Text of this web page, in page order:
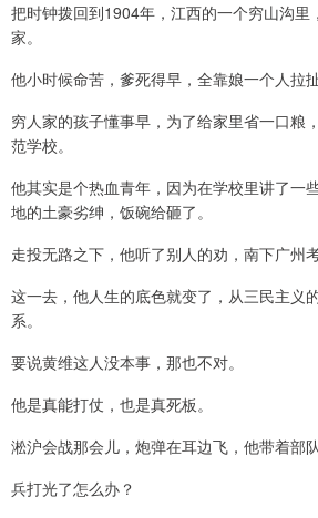
把时钟拨回到1904年，江西的一个穷山沟里
家。
他小时候命苦，爹死得早，全靠娘一个人拉扯
穷人家的孩子懂事早，为了给家里省一口粮
范学校。
他其实是个热血青年，因为在学校里讲了一
地的土豪劣绅，饭碗给砸了。
走投无路之下，他听了别人的劝，南下广州
这一去，他人生的底色就变了，从三民主义
系。
要说黄维这人没本事，那也不对。
他是真能打仗，也是真死板。
淞沪会战那会儿，炮弹在耳边飞，他带着部
兵打光了怎么办？